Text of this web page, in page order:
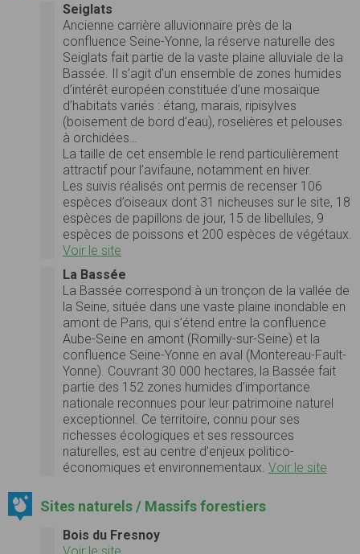
Seiglats
Ancienne carrière alluvionnaire près de la
confluence Seine-Yonne, la réserve naturelle des
Seiglats fait partie de la vaste plaine alluviale de la
Bassée. Il s’agit d’un ensemble de zones humides
d’intérêt européen constituée d’une mosaïque
d’habitats variés : étang, marais, ripisylves
(boisement de bord d’eau), roselières et pelouses
à orchidées…
La taille de cet ensemble le rend particulièrement
attractif pour l’avifaune, notamment en hiver.
Les suivis réalisés ont permis de recenser 106
espèces d’oiseaux dont 31 nicheuses sur le site, 18
espèces de papillons de jour, 15 de libellules, 9
espèces de poissons et 200 espèces de végétaux.
Voir le site
La Bassée
La Bassée correspond à un tronçon de la vallée de
la Seine, située dans une vaste plaine inondable en
amont de Paris, qui s’étend entre la confluence
Aube-Seine en amont (Romilly-sur-Seine) et la
confluence Seine-Yonne en aval (Montereau-Fault-
Yonne). Couvrant 30 000 hectares, la Bassée fait
partie des 152 zones humides d’importance
nationale reconnues pour leur patrimoine naturel
exceptionnel. Ce territoire, connu pour ses
richesses écologiques et ses ressources
naturelles, est au centre d’enjeux politico-
économiques et environnementaux. Voir le site
Sites naturels / Massifs forestiers
Bois du Fresnoy
Voir le site